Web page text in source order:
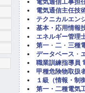
電気通信工事担
電気通信主任技
テクニカルエン
基本・応用情報
エネルギー管理
第一 ・ 二 ・ 三種
データベース ・
職業訓練指導員
甲種危険物取扱
１級（情報・制
第一・二種電気